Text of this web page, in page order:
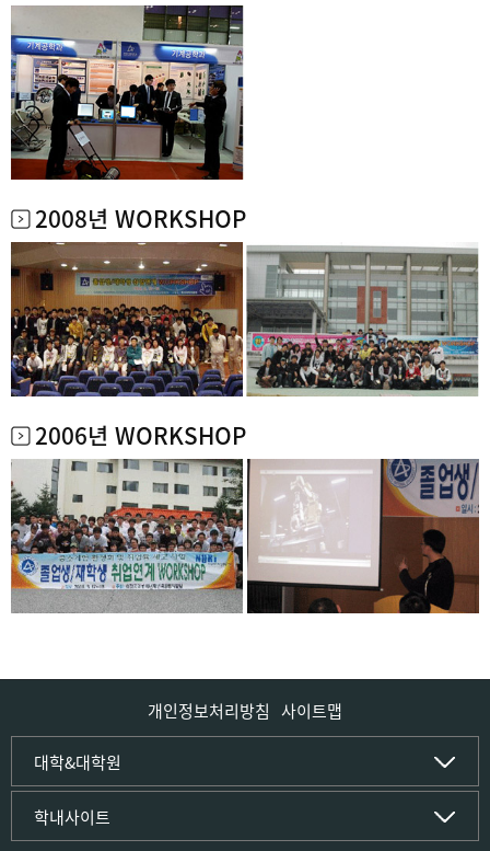
2008년 WORKSHOP
2006년 WORKSHOP
개인정보처리방침 사이트맵
대학&대학원
인문사회·IT대학
인문·문화학부
국어국문학전공
학내사이트
국립경국대학교
(재)국립경국대학교발전기금